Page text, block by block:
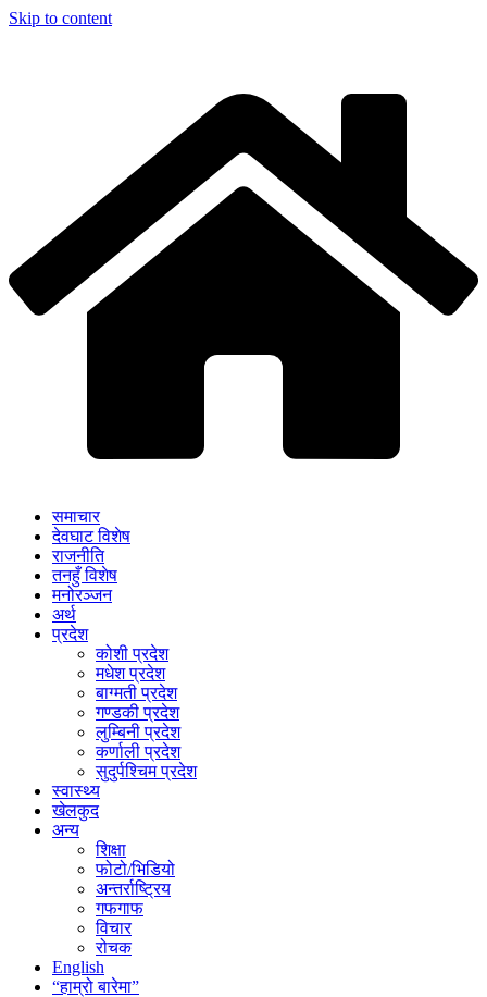
Skip to content
समाचार
देवघाट विशेष
राजनीति
तनहुँ विशेष
मनोरञ्जन
अर्थ
प्रदेश
कोशी प्रदेश
मधेश प्रदेश
बाग्मती प्रदेश
गण्डकी प्रदेश
लुम्बिनी प्रदेश
कर्णाली प्रदेश
सुदुर्पश्चिम प्रदेश
स्वास्थ्य
खेलकुद
अन्य
शिक्षा
फोटो/भिडियो
अन्तर्राष्ट्रिय
गफगाफ
विचार
रोचक
English
“हाम्रो बारेमा”